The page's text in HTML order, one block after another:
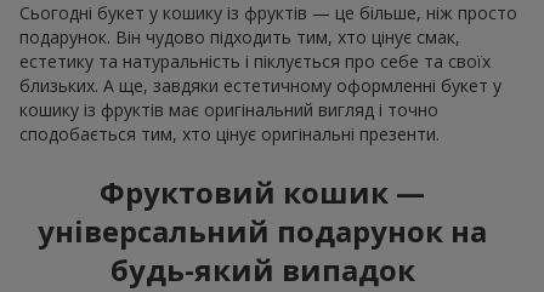
Сьогодні букет у кошику із фруктів — це більше, ніж просто
подарунок. Він чудово підходить тим, хто цінує смак,
естетику та натуральність і піклується про себе та своїх
близьких. А ще, завдяки естетичному оформленні букет у
кошику із фруктів має оригінальний вигляд і точно
сподобається тим, хто цінує оригінальні презенти.
Фруктовий кошик —
універсальний подарунок на
будь-який випадок